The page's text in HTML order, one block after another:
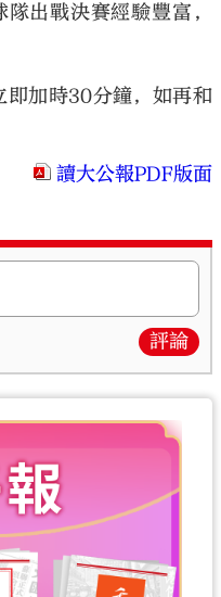
出戰決賽經驗豐富，
加時30分鐘，如再和
讀大公報PDF版面
評論